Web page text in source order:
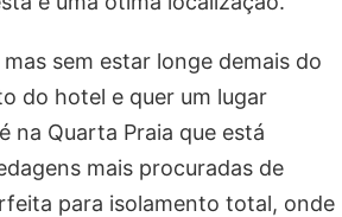
sem estar longe demais do
do hotel e quer um lugar
na Quarta Praia que está
mais procuradas de
para isolamento total, onde